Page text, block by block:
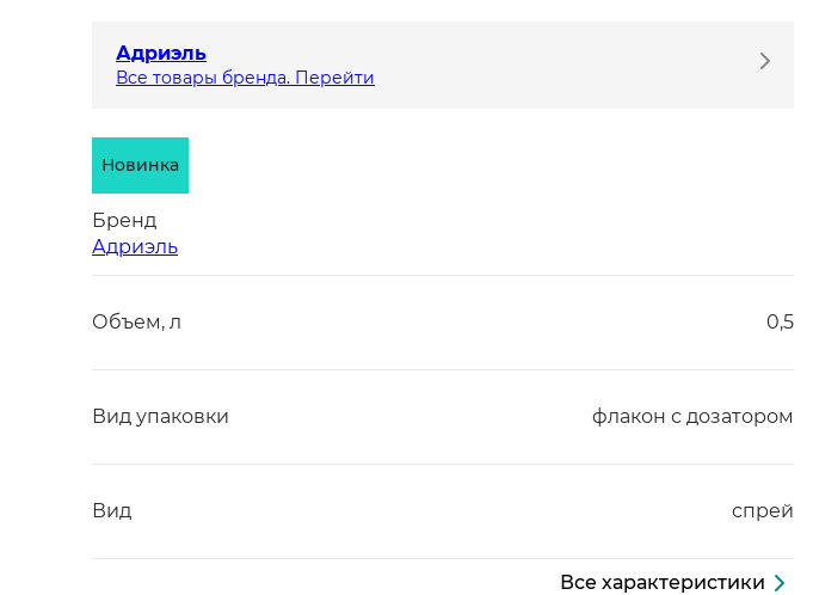
Адриэль
Все товары бренда. Перейти
Новинка
Бренд
Адриэль
Объем, л 0,5
Вид упаковки флакон с дозатором
Вид спрей
Все характеристики